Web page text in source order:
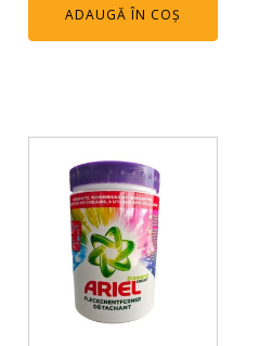
ADAUGĂ ÎN COȘ